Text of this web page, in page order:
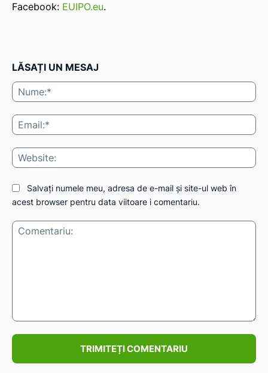
Facebook: EUIPO.eu.
LĂSAȚI UN MESAJ
Salvați numele meu, adresa de e-mail și site-ul web în
acest browser pentru data viitoare i comentariu.